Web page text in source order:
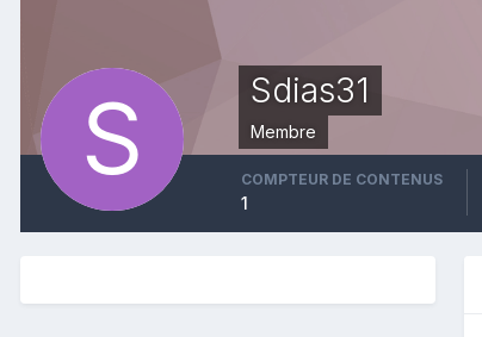
Sdias31
Membre
COMPTEUR DE CONTENUS
1